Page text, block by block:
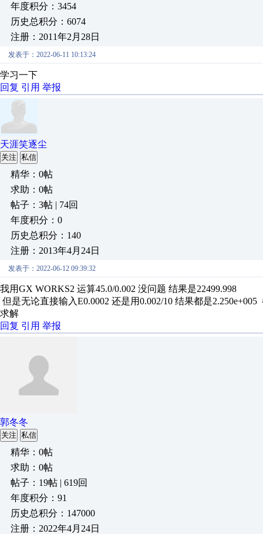
年度积分：3454
历史总积分：6074
注册：2011年2月28日
发表于：2022-06-11 10:13:24
学习一下
回复 引用 举报
天涯笑逐尘
关注 私信
精华：0帖
求助：0帖
帖子：3帖 | 74回
年度积分：0
历史总积分：140
注册：2013年4月24日
发表于：2022-06-12 09:39:32
我用GX WORKS2 运算45.0/0.002 没问题 结果是22499.998
但是无论直接输入E0.0002 还是用0.002/10 结果都是
求解
回复 引用 举报
郭冬冬
关注 私信
精华：0帖
求助：0帖
帖子：19帖 | 619回
年度积分：91
历史总积分：147000
注册：2022年4月24日